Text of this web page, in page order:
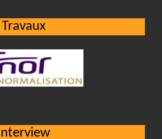
Travaux